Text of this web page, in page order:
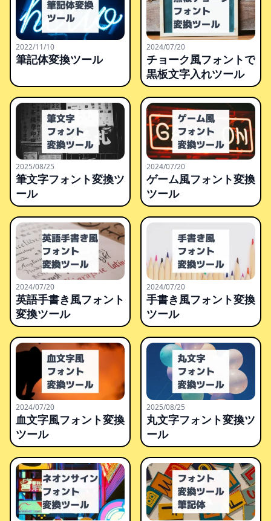
2022/11/10
筆記体変換ツール
2024/07/20
チョーク風フォントで
黒板文字入れツール
2025/08/25
筆文字フォント変換ツ
ール
2024/07/20
ゲーム風フォント変換
ツール
2024/07/20
英語手書き風フォント
変換ツール
2024/07/20
手書き風フォント変換
ツール
2024/07/20
血文字風フォント変換
ツール
2025/08/25
丸文字フォント変換ツ
ール